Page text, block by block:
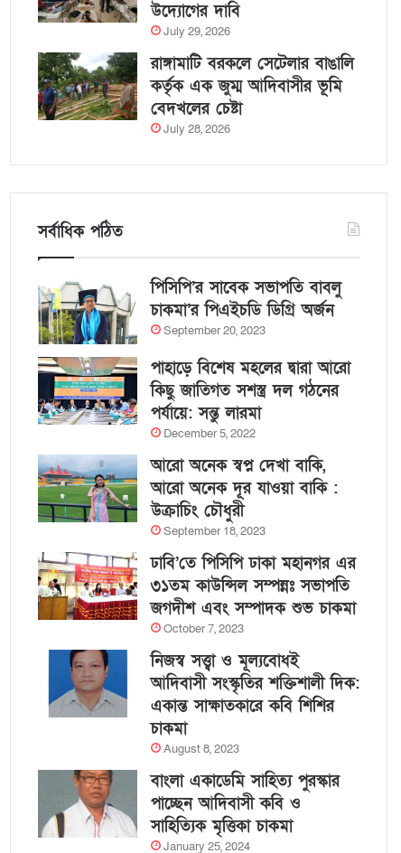
উদ্যোগের দাবি
July 29, 2026
রাঙ্গামাটি বরকলে সেটেলার বাঙালি
কর্তৃক এক জুম্ম আদিবাসীর ভূমি
বেদখলের চেষ্টা
July 28, 2026
সর্বাধিক পঠিত
পিসিপি’র সাবেক সভাপতি বাবলু
চাকমা’র পিএইচডি ডিগ্রি অর্জন
September 20, 2023
পাহাড়ে বিশেষ মহলের দ্বারা আরো
কিছু জাতিগত সশস্ত্র দল গঠনের
পর্যায়ে: সন্তু লারমা
December 5, 2022
আরো অনেক স্বপ্ন দেখা বাকি,
আরো অনেক দূর যাওয়া বাকি :
উক্রাচিং চৌধুরী
September 18, 2023
ঢাবি’তে পিসিপি ঢাকা মহানগর এর
৩১তম কাউন্সিল সম্পন্নঃ সভাপতি
জগদীশ এবং সম্পাদক শুভ চাকমা
October 7, 2023
নিজস্ব সত্ত্বা ও মূল্যবোধই
আদিবাসী সংস্কৃতির শক্তিশালী দিক:
একান্ত সাক্ষাতকারে কবি শিশির
চাকমা
August 8, 2023
বাংলা একাডেমি সাহিত্য পুরস্কার
পাচ্ছেন আদিবাসী কবি ও
সাহিত্যিক মৃত্তিকা চাকমা
January 25, 2024